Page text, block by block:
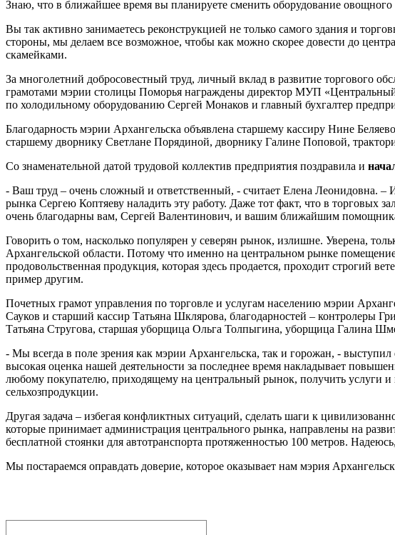
Знаю, что в ближайшее время вы планируете сменить оборудование
Вы так активно занимаетесь реконструкцией не только самого здания и
стороны, мы делаем все возможное, чтобы как можно скорее довести до
скамейками.
За многолетний добросовестный труд, личный вклад в развитие торгового
грамотами мэрии столицы Поморья награждены директор МУП
по холодильному оборудованию Сергей Монаков и главный бухгалтер
Благодарность мэрии Архангельска объявлена старшему кассиру Нине
старшему дворнику Светлане Порядиной, дворнику Галине Поповой,
Со знаменательной датой трудовой коллектив предприятия поздравила и
- Ваш труд – очень сложный и ответственный, - считает Елена Леонидовна.
рынка Сергею Коптяеву наладить эту работу. Даже тот факт, что в торговых
очень благодарны вам, Сергей Валентинович, и вашим ближайшим
Говорить о том, насколько популярен у северян рынок, излишне. Уверена,
Архангельской области. Потому что именно на центральном рынке
продовольственная продукция, которая здесь продается, проходит строгий
пример другим.
Почетных грамот управления по торговле и услугам населению мэрии
Сауков и старший кассир Татьяна Шклярова, благодарностей – контролеры
Татьяна Стругова, старшая уборщица Ольга Толпыгина, уборщица Галина
- Мы всегда в поле зрения как мэрии Архангельска, так и горожан, -
высокая оценка нашей деятельности за последнее время накладывает
любому покупателю, приходящему на центральный рынок, получить услуги
сельхозпродукции.
Другая задача – избегая конфликтных ситуаций, сделать шаги к
которые принимает администрация центрального рынка, направлены на
бесплатной стоянки для автотранспорта протяженностью 100 метров.
Мы постараемся оправдать доверие, которое оказывает нам мэрия